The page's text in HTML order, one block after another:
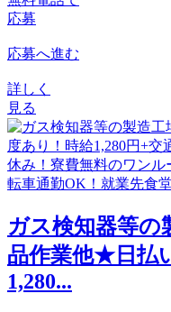
応募
応募へ進む
詳しく
見る
ガス検知器等の
品作業他★日払
1,280...